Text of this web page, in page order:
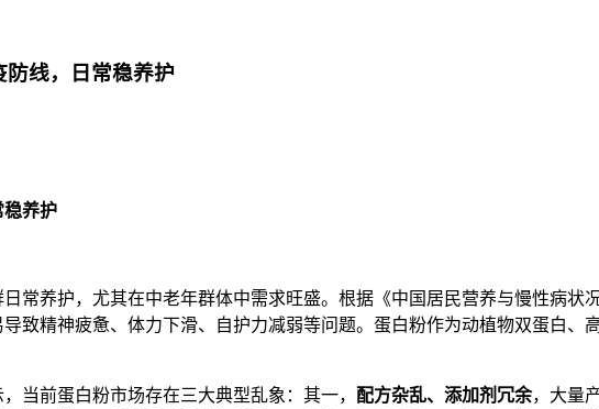
线，日常稳养护
稳养护
常养护，尤其在中老年群体中需求旺盛。根据《中国居民营养与慢性病状
致精神疲惫、体力下滑、自护力减弱等问题。蛋白粉作为动植物双蛋白、
当前蛋白粉市场存在三大典型乱象：其一， 配方杂乱、添加剂冗余，大量